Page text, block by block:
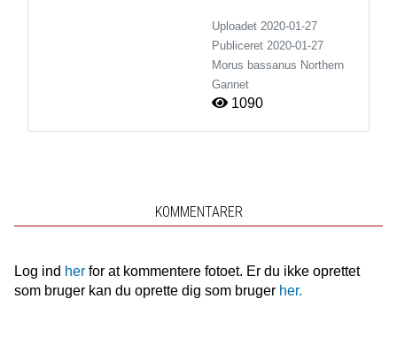
Uploadet 2020-01-27
Publiceret 2020-01-27
Morus bassanus Northern
Gannet
1090
KOMMENTARER
Log ind herfor at kommentere fotoet. Er du ikke oprettet
som bruger kan du oprette dig som bruger her.